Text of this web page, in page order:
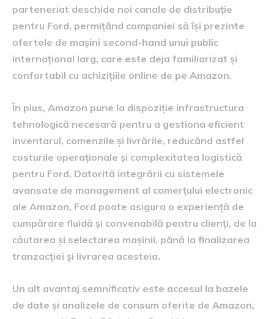
parteneriat deschide noi canale de distribuție
pentru Ford, permițând companiei să își prezinte
ofertele de mașini second-hand unui public
internațional larg, care este deja familiarizat și
confortabil cu achizițiile online de pe Amazon.
În plus, Amazon pune la dispoziție infrastructura
tehnologică necesară pentru a gestiona eficient
inventarul, comenzile și livrările, reducând astfel
costurile operaționale și complexitatea logistică
pentru Ford. Datorită integrării cu sistemele
avansate de management al comerțului electronic
ale Amazon, Ford poate asigura o experiență de
cumpărare fluidă și convenabilă pentru clienți, de la
căutarea și selectarea mașinii, până la finalizarea
tranzacției și livrarea acesteia.
Un alt avantaj semnificativ este accesul la bazele
de date și analizele de consum oferite de Amazon,